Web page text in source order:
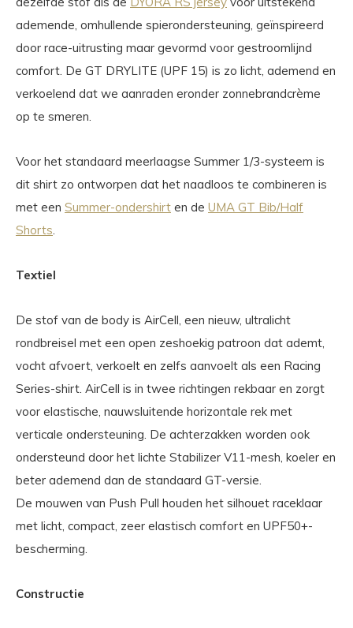
ademende, omhullende spierondersteuning, geïnspireerd
door race-uitrusting maar gevormd voor gestroomlijnd
comfort. De GT DRYLITE (UPF 15) is zo licht, ademend en
verkoelend dat we aanraden eronder zonnebrandcrème
op te smeren.
Voor het standaard meerlaagse Summer 1/3-systeem is
dit shirt zo ontworpen dat het naadloos te combineren is
met een Summer-ondershirt en de UMA GT Bib/Half
Shorts.
Textiel
De stof van de body is AirCell, een nieuw, ultralicht
rondbreisel met een open zeshoekig patroon dat ademt,
vocht afvoert, verkoelt en zelfs aanvoelt als een Racing
Series-shirt. AirCell is in twee richtingen rekbaar en zorgt
voor elastische, nauwsluitende horizontale rek met
verticale ondersteuning. De achterzakken worden ook
ondersteund door het lichte Stabilizer V11-mesh, koeler en
beter ademend dan de standaard GT-versie.
De mouwen van Push Pull houden het silhouet raceklaar
met licht, compact, zeer elastisch comfort en UPF50+-
bescherming.
Constructie